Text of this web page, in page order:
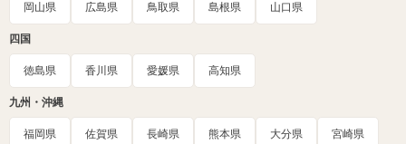
岡山県 広島県 鳥取県 島根県 山口県
四国
徳島県 香川県 愛媛県 高知県
九州・沖縄
福岡県 佐賀県 長崎県 熊本県 大分県 宮崎県